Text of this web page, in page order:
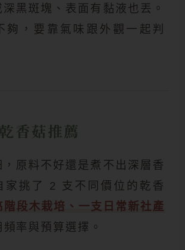
黑斑塊、表面有黏液也丟。
夠，要靠氣味跟外觀一起判
香菇推薦
原料不好還是煮不出深層香
家挑了 2 支不同價位的乾香
階段木栽培、一支日常新社產
頻率與預算選擇。